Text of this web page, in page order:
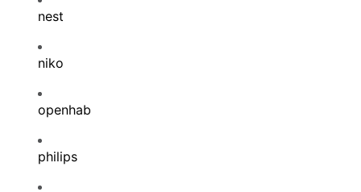
nest
niko
openhab
philips